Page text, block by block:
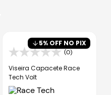
5% OFF NO PIX
(0)
Viseira Capacete Race
Tech Volt